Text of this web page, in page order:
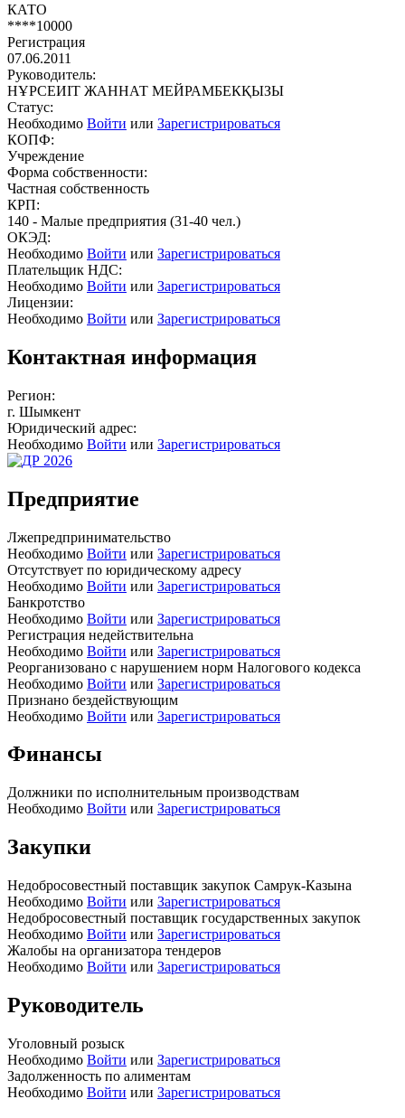
КАТО
****10000
Регистрация
07.06.2011
Руководитель:
НҰРСЕИІТ ЖАННАТ МЕЙРАМБЕКҚЫЗЫ
Статус:
Необходимо Войти или Зарегистрироваться
КОПФ:
Учреждение
Форма собственности:
Частная собственность
КРП:
140 - Малые предприятия (31-40 чел.)
ОКЭД:
Необходимо Войти или Зарегистрироваться
Плательщик НДС:
Необходимо Войти или Зарегистрироваться
Лицензии:
Необходимо Войти или Зарегистрироваться
Контактная информация
Регион:
г. Шымкент
Юридический адрес:
Необходимо Войти или Зарегистрироваться
Предприятие
Лжепредпринимательство
Необходимо Войти или Зарегистрироваться
Отсутствует по юридическому адресу
Необходимо Войти или Зарегистрироваться
Банкротство
Необходимо Войти или Зарегистрироваться
Регистрация недействительна
Необходимо Войти или Зарегистрироваться
Реорганизовано с нарушением норм Налогового кодекса
Необходимо Войти или Зарегистрироваться
Признано бездействующим
Необходимо Войти или Зарегистрироваться
Финансы
Должники по исполнительным производствам
Необходимо Войти или Зарегистрироваться
Закупки
Недобросовестный поставщик закупок Самрук-Казына
Необходимо Войти или Зарегистрироваться
Недобросовестный поставщик государственных закупок
Необходимо Войти или Зарегистрироваться
Жалобы на организатора тендеров
Необходимо Войти или Зарегистрироваться
Руководитель
Уголовный розыск
Необходимо Войти или Зарегистрироваться
Задолженность по алиментам
Необходимо Войти или Зарегистрироваться